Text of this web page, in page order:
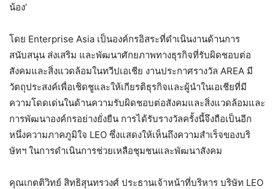
น้อง’
โดย Enterprise Asia เป็นองค์กรอิสระที่ดำเนินงานด้านการ
สนับสนุน ส่งเสริม และพัฒนาศักยภาพทางธุรกิจที่รับผิดชอบต่อ
สังคมและสิ่งแวดล้อมในทวีปเอเชีย งานประกาศรางวัล AREA มี
วัตถุประสงค์เพื่อเชิดชูและให้เกียรติธุรกิจและผู้นำในเอเชียที่มี
ความโดดเด่นในด้านความรับผิดชอบต่อสังคมและสิ่งแวดล้อมและ
การพัฒนาองค์กรอย่างยั่งยืน การได้รับรางวัลครั้งนี้จึงถือเป็นอีก
หนึ่งความภาคภูมิใจ LEO ซึ่งแสดงให้เห็นถึงความสำเร็จของบริ
ษัทฯ ในการดำเนินการช่วยเหลือชุมชนและพัฒนาสังคม
คุณเกตติวิทย์ สิทธิสุนทรวงศ์ ประธานเจ้าหน้าที่บริหาร บริษัท LEO